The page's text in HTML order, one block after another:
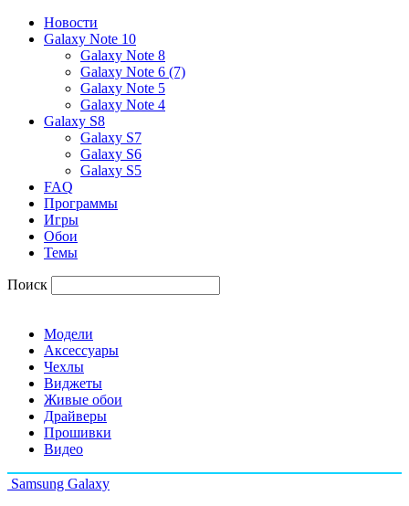
Новости
Galaxy Note 10
Galaxy Note 8
Galaxy Note 6 (7)
Galaxy Note 5
Galaxy Note 4
Galaxy S8
Galaxy S7
Galaxy S6
Galaxy S5
FAQ
Программы
Игры
Обои
Темы
Поиск
Модели
Аксессуары
Чехлы
Виджеты
Живые обои
Драйверы
Прошивки
Видео
Samsung Galaxy